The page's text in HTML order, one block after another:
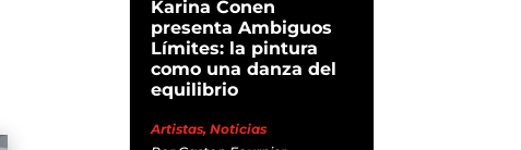
Karina Conen
presenta Ambiguos
Límites: la pintura
como una danza del
equilibrio
Artistas,Noticias